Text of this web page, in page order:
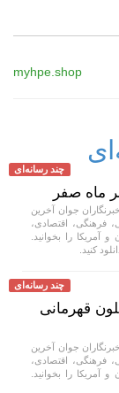
myhpe.shop
چند رسانه‌ای
ماه صفر
جوان آخرین
فرهنگی، اقتصادی،
آمریکا را بخوانید.
کنید.
چند رسانه‌ای
قهرمانی
جوان آخرین
فرهنگی، اقتصادی،
آمریکا را بخوانید.